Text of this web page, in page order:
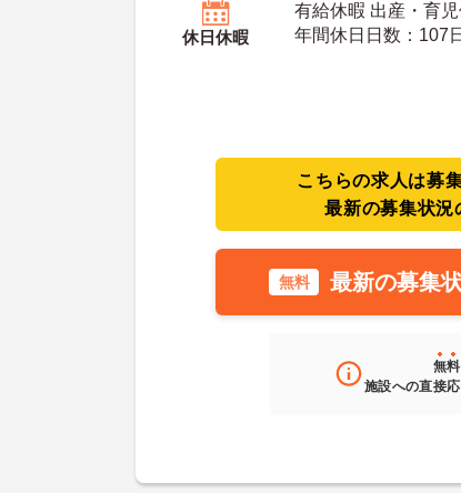
休日休暇
有給休暇 出産・育
年間休日日数：107日 初年度有給日数：10日 最
こちらの求人は募
最新の募集状況
無料 最新の募集
無料
施設への直接